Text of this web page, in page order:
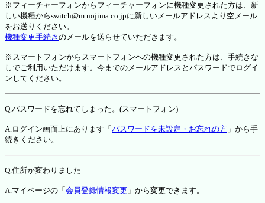
※フィーチャーフォンからフィーチャーフォンに機種変更された方は、新
しい機種からswitch@m.nojima.co.jpに新しいメールアドレスより空メール
をお送りください。
機種変更手続き のメールを送らせていただきます。
※スマートフォンからスマートフォンへの機種変更された方は、手続きな
しでご利用いただけます。今までのメールアドレスとパスワードでログイ
ンしてください。
Q.パスワードを忘れてしまった。(スマートフォン)
A.ログイン画面上にあります「 パスワードを未設定・お忘れの方 」から手
続きください。
Q.住所が変わりました
A.マイページの「 会員登録情報変更 」から変更できます。